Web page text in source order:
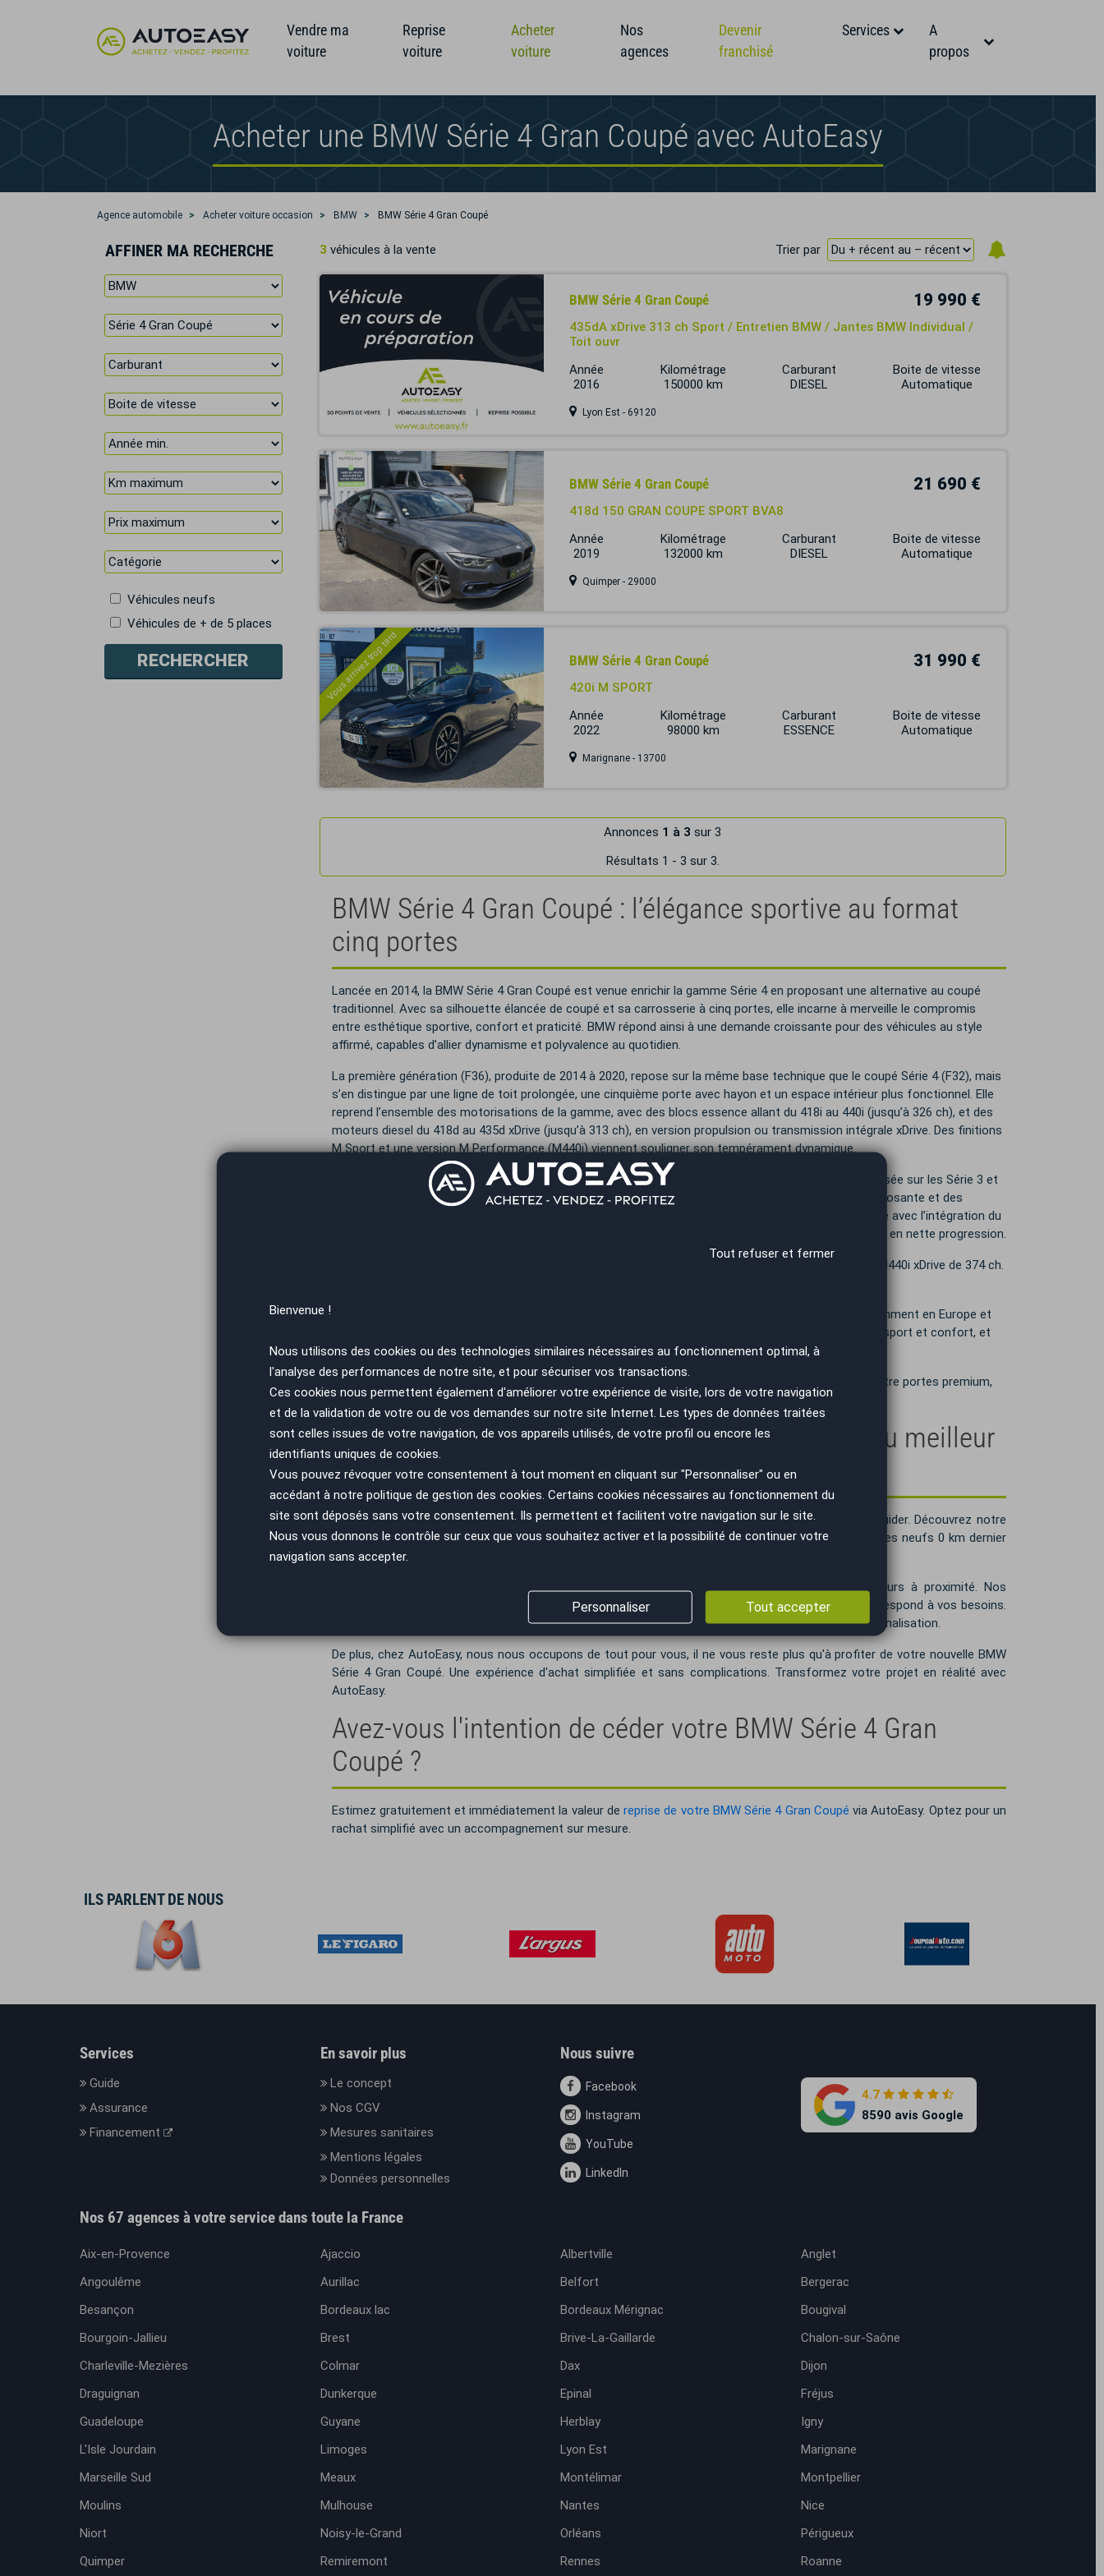
Vendre ma
voiture
Reprise
voiture
Acheter
voiture
Nos
agences
Devenir
franchisé
Services
A
propos
Acheter une BMW Série 4 Gran Coupé avec AutoEasy
Agence automobile Acheter voiture occasion BMW BMW Série 4 Gran Coupé
AFFINER MA RECHERCHE
Véhicules neufs
Véhicules de + de 5 places
3 véhicules à la vente Trier par
BMW Série 4 Gran Coupé 19 990 €
435dA xDrive 313 ch Sport / Entretien BMW / Jantes BMW Individual /
Toit ouvr
Année
2016
Kilométrage
150000 km
Carburant
DIESEL
Boite de vitesse
Automatique
Lyon Est - 69120
BMW Série 4 Gran Coupé 21 690 €
418d 150 GRAN COUPE SPORT BVA8
Année
2019
Kilométrage
132000 km
Carburant
DIESEL
Boite de vitesse
Automatique
Quimper - 29000
Vous arrivez trop tard BMW Série 4 Gran Coupé 31 990 €
420i M SPORT
Année
2022
Kilométrage
98000 km
Carburant
ESSENCE
Boite de vitesse
Automatique
Marignane - 13700
Annonces 1 à 3sur 3
Résultats 1 - 3 sur 3.
BMW Série 4 Gran Coupé : l’élégance sportive au format
cinq portes
Lancée en 2014, la BMW Série 4 Gran Coupé est venue enrichir la gamme Série 4 en proposant une alternative au coupé
traditionnel. Avec sa silhouette élancée de coupé et sa carrosserie à cinq portes, elle incarne à merveille le compromis
entre esthétique sportive, confort et praticité. BMW répond ainsi à une demande croissante pour des véhicules au style
affirmé, capables d’allier dynamisme et polyvalence au quotidien.
La première génération (F36), produite de 2014 à 2020, repose sur la même base technique que le coupé Série 4 (F32), mais
s’en distingue par une ligne de toit prolongée, une cinquième porte avec hayon et un espace intérieur plus fonctionnel. Elle
reprend l’ensemble des motorisations de la gamme, avec des blocs essence allant du 418i au 440i (jusqu’à 326 ch), et des
moteurs diesel du 418d au 435d xDrive (jusqu’à 313 ch), en version propulsion ou transmission intégrale xDrive. Des finitions
M Sport et une version M Performance (M440i) viennent souligner son tempérament dynamique.
En 2021, la seconde génération (G26) voit le jour, reposant sur la plateforme modulaire CLAR déjà utilisée sur les Série 3 et
4. Elle se distingue par un design encore plus expressif, notamment grâce à une calandre verticale imposante et des
proportions renforçant sa sportivité. Ce modèle marque également une nette évolution technologique avec l’intégration du
système multimédia BMW iDrive 8, d’aides à la conduite de dernière génération, et d’une qualité perçue en nette progression.
Aujourd’hui, la gamme propose plusieurs motorisations essence : le 420i de 184 ch et le performant M440i xDrive de 374 ch.
Depuis son lancement, la BMW Série 4 Gran Coupé a rencontré un véritable succès commercial, notamment en Europe et
en Asie, avec des ventes solides et une clientèle séduite par son design distinctif, son équilibre entre sport et confort, et
sa polyvalence.
La Série 4 Gran Coupé s’impose aujourd’hui comme l’une des références du segment des coupés quatre portes premium,
alliant style, technologie et plaisir de conduite.
Comment trouver une BMW Série 4 Gran Coupé au meilleur
prix ?
La BMW Série 4 Gran Coupé de vos rêves n'attend plus que vous, et AutoEasy est là pour vous guider. Découvrez notre
panel de véhicules BMW Série 4 Gran Coupé, des occasions méticuleusement inspectées aux modèles neufs 0 km dernier
cri. Bénéficiez de remises jusqu'à 30 % et réalisez des économies significatives.
Avec notre réseau de près de 60 agences réparties sur tout le territoire, nous sommes toujours à proximité. Nos
conseillers experts vous aideront à trouver précisément le modèle BMW Série 4 Gran Coupé qui correspond à vos besoins.
Notre équipe sera à vos côtés tout au long de votre démarche d'achat, du premier conseil jusqu'à la finalisation.
De plus, chez AutoEasy, nous nous occupons de tout pour vous, il ne vous reste plus qu'à profiter de votre nouvelle BMW
Série 4 Gran Coupé. Une expérience d'achat simplifiée et sans complications. Transformez votre projet en réalité avec
AutoEasy.
Avez-vous l'intention de céder votre BMW Série 4 Gran
Coupé ?
Estimez gratuitement et immédiatement la valeur dereprise de votre BMW Série 4 Gran Coupé via AutoEasy. Optez pour un
rachat simplifié avec un accompagnement sur mesure.
ILS PARLENT DE NOUS
Services
Guide
Assurance
Financement
En savoir plus
Le concept
Nos CGV
Mesures sanitaires
Mentions légales
Données personnelles
Nous suivre
Facebook
Instagram
YouTube
LinkedIn
4.7
8590 avis Google
Nos 67 agences à votre service dans toute la France
Aix-en-Provence Ajaccio Albertville
Anglet
Angoulême
Aurillac Belfort
Bergerac
Besançon
Bordeaux lac Bordeaux Mérignac
Bougival
Bourgoin-Jallieu
Brest Brive-La-Gaillarde
Chalon-sur-Saône
Charleville-Mezières
Colmar Dax
Dijon
Draguignan
Dunkerque Epinal
Fréjus
Guadeloupe
Guyane Herblay
Igny
L'Isle Jourdain
Limoges Lyon Est
Marignane
Marseille Sud
Meaux Montélimar
Montpellier
Moulins
Mulhouse Nantes
Nice
Niort
Noisy-le-Grand Orléans
Périgueux
Quimper
Remiremont Rennes Roanne
Tout refuser et fermer
Bienvenue !
Nous utilisons des cookies ou des technologies similaires nécessaires au fonctionnement optimal, à
l'analyse des performances de notre site, et pour sécuriser vos transactions.
Ces cookies nous permettent également d'améliorer votre expérience de visite, lors de votre navigation
et de la validation de votre ou de vos demandes sur notre site Internet. Les types de données traitées
sont celles issues de votre navigation, de vos appareils utilisés, de votre profil ou encore les
identifiants uniques de cookies.
Vous pouvez révoquer votre consentement à tout moment en cliquant sur "Personnaliser" ou en
accédant à notre politique de gestion des cookies . Certains cookies nécessaires au fonctionnement du
site sont déposés sans votre consentement. Ils permettent et facilitent votre navigation sur le site.
Nous vous donnons le contrôle sur ceux que vous souhaitez activer et la possibilité de continuer votre
navigation sans accepter.
Tout accepter
Personnaliser